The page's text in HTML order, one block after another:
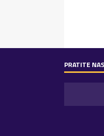
PRATITE